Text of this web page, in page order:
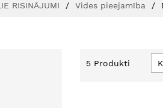
RISINĀJUMI Vides pieejamība
5 Produkti